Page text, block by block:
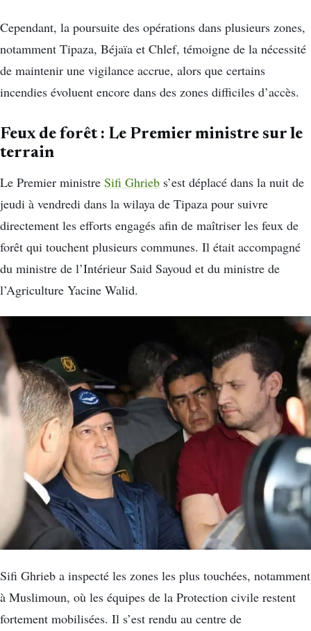
Cependant, la poursuite des opérations dans plusieurs zones,
notamment Tipaza, Béjaïa et Chlef, témoigne de la nécessité
de maintenir une vigilance accrue, alors que certains
incendies évoluent encore dans des zones difficiles d’accès.
Feux de forêt : Le Premier ministre sur le
terrain
Le Premier ministre Sifi Ghrieb s’est déplacé dans la nuit de
jeudi à vendredi dans la wilaya de Tipaza pour suivre
directement les efforts engagés afin de maîtriser les feux de
forêt qui touchent plusieurs communes. Il était accompagné
du ministre de l’Intérieur Said Sayoud et du ministre de
l’Agriculture Yacine Walid.
Sifi Ghrieb a inspecté les zones les plus touchées, notamment
à Muslimoun, où les équipes de la Protection civile restent
fortement mobilisées. Il s’est rendu au centre de